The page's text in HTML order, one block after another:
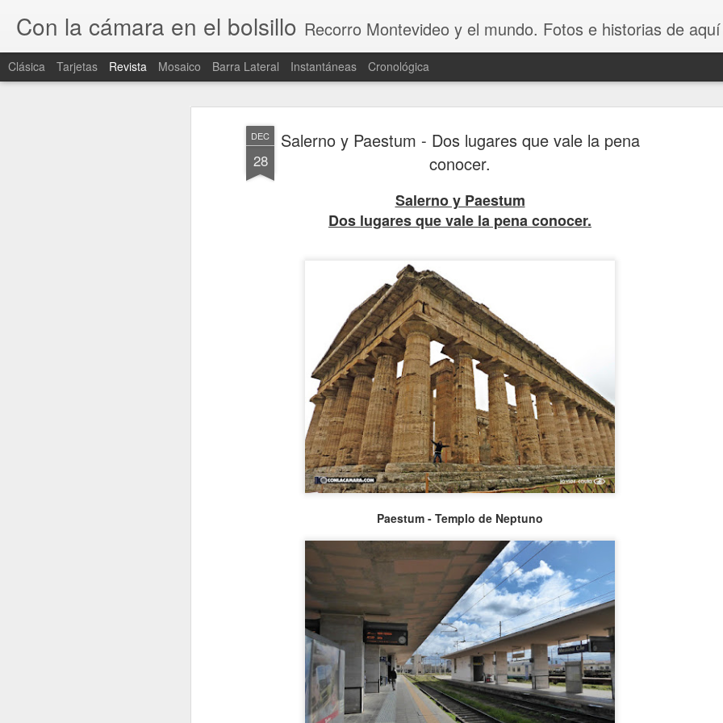
DEC
28
Salerno y Paestum - Dos lugares que vale la pena
conocer.
Salerno y Paestum
Dos lugares que vale la pena conocer.
Paestum - Templo de Neptuno
Con la cámara en el bolsillo Recorro Montevideo y el mundo. Fotos e historias de
Clásica Tarjetas Revista Mosaico Barra Lateral Instantáneas Cronológica
VISITA AL Castillo de
AUG
CAE OVNI EN
AUG
TOP 20